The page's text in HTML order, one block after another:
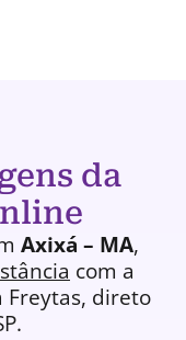
da
Axixá – MA,
com a
Freytas, direto